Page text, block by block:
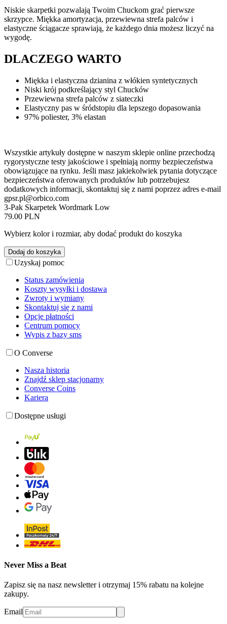
Niskie skarpetki pozwalają Twoim Chuckom grać pierwsze
skrzypce. Miękka amortyzacja, przewiewna strefa palców i
elastyczne ściągacze sprawiają, że każdego dnia możesz liczyć na
wygodę.
DLACZEGO WARTO
Miękka i elastyczna dzianina z włókien syntetycznych
Niski krój podkreślający styl Chucków
Przewiewna strefa palców z siateczki
Elastyczny pas w śródstopiu dla lepszego dopasowania
97% poliester, 3% elastan
Wszystkie artykuły dostępne w naszym sklepie online przechodzą
rygorystyczne testy jakościowe i spełniają normy bezpieczeństwa
obowiązujące na rynku. Jeśli masz jakiekolwiek pytania dotyczące
bezpieczeństwa oferowanych produktów lub potrzebujesz
dodatkowych informacji, skontaktuj się z nami poprzez adres e-mail
gpsr.pl@orbico.com
3-Pak Skarpetek Wordmark Low
79.00 PLN
Wybierz kolor i rozmiar, aby dodać produkt do koszyka
Dodaj do koszyka
Uzyskaj pomoc
Status zamówienia
Koszty wysyłki i dostawa
Zwroty i wymiany
Skontaktuj się z nami
Opcje płatności
Centrum pomocy
Wypis z bazy sms
O Converse
Nasza historia
Znajdź sklep stacjonarny
Converse Coins
Kariera
Dostępne usługi
Never Miss a Beat
Zapisz się na nasz newsletter i otrzymaj 15% rabatu na kolejne
zakupy.
Email